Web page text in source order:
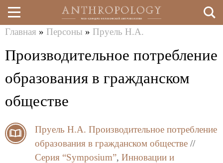
Перейти
к
здесь
Главная » Персоны » Пруель Н.А.
Производительное потребление
образования в гражданском
обществе
Пруель Н.А. Производительное потребление
образования в гражданском обществе //
Серия “Symposium”, Инновации и